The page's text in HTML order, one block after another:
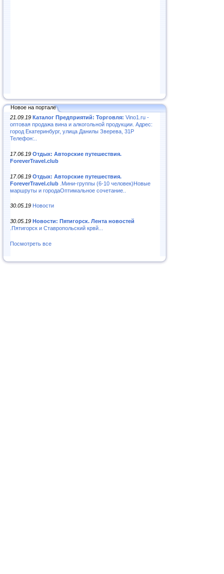
Новое на портале
21.09.19 Каталог Предприятий: Торговля: Vino1.ru -
оптовая продажа вина и алкогольной продукции. Адрес:
город Екатеринбург, улица Данилы Зверева, 31Р
Телефон:..
17.06.19 Отдых: Авторские путешествия.
ForeverTravel.club
17.06.19 Отдых: Авторские путешествия.
ForeverTravel.club .Мини-группы (6-10 человек)Новые
маршруты и городаОптимальное сочетание..
30.05.19 Новости
30.05.19 Новости: Пятигорск. Лента новостей
.Пятигорск и Ставропольский крвй...
Посмотреть все